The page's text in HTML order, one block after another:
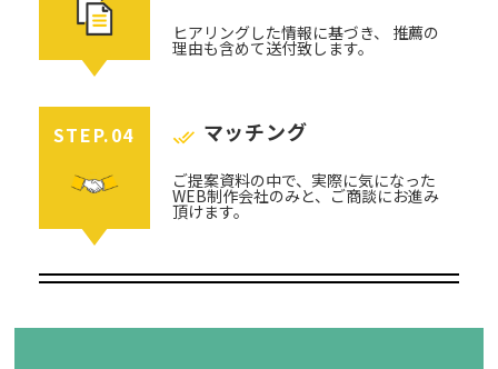
ヒアリングした情報に基づき、 推薦の
理由も含めて送付致します。
STEP.04 マッチング
ご提案資料の中で、実際に気になった
WEB制作会社のみと、ご商談にお進み
頂けます。